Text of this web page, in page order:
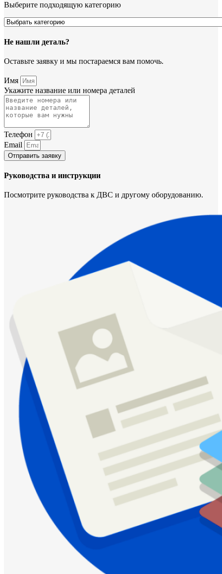
Выберите подходящую категорию
Не нашли деталь?
Оставьте заявку и мы постараемся вам помочь.
Имя
Укажите название или номера деталей
Телефон
Email
Отправить заявку
Руководства и инструкции
Посмотрите руководства к ДВС и другому оборудованию.